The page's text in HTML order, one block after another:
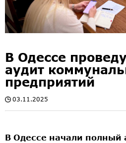
В Одессе
аудит
предприятий
03.11.2025
В Одессе начали полный